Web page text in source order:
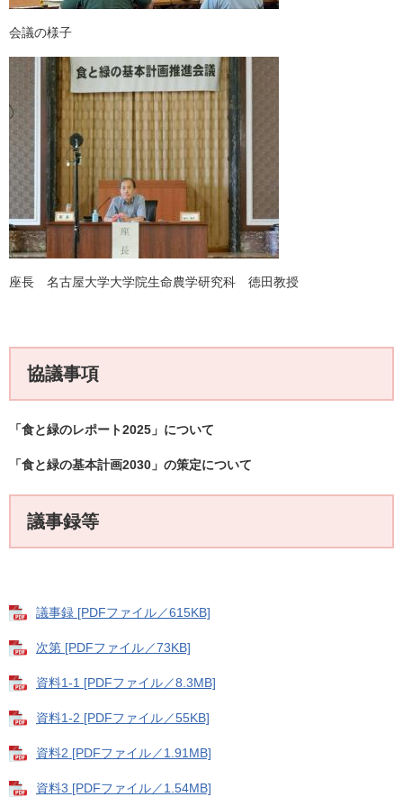
会議の様子
座長 名古屋大学大学院生命農学研究科 徳田教授
協議事項
「食と緑のレポート2025」について
「食と緑の基本計画2030」の策定について
議事録等
議事録 [PDFファイル／615KB]
次第 [PDFファイル／73KB]
資料1-1 [PDFファイル／8.3MB]
資料1-2 [PDFファイル／55KB]
資料2 [PDFファイル／1.91MB]
資料3 [PDFファイル／1.54MB]